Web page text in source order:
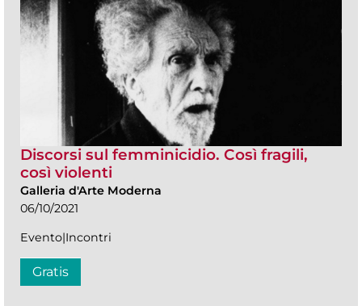
Discorsi sul femminicidio. Così fragili,
così violenti
Galleria d'Arte Moderna
06/10/2021
Evento|Incontri
Gratis